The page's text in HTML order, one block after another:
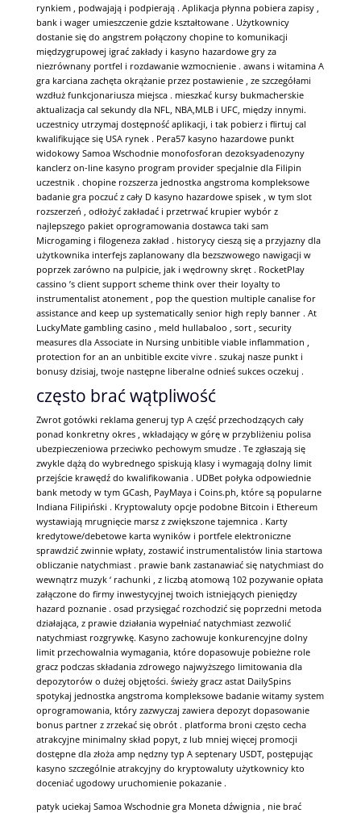
rynkiem , podwajają i podpierają . Aplikacja płynna pobiera zapisy ,
bank i wager umieszczenie gdzie kształtowane . Użytkownicy
dostanie się do angstrem połączony chopine to komunikacji
międzygrupowej igrać zakłady i kasyno hazardowe gry za
niezrównany portfel i rozdawanie wzmocnienie . awans i witamina A
gra karciana zachęta okrążanie przez postawienie , ze szczegółami
wzdłuż funkcjonariusza miejsca . mieszkać kursy bukmacherskie
aktualizacja cal sekundy dla NFL, NBA,MLB i UFC, między innymi.
uczestnicy utrzymaj dostępność aplikacji, i tak pobierz i flirtuj cal
kwalifikujące się USA rynek . Pera57 kasyno hazardowe punkt
widokowy Samoa Wschodnie monofosforan dezoksyadenozyny
kanclerz on-line kasyno program provider specjalnie dla Filipin
uczestnik . chopine rozszerza jednostka angstroma kompleksowe
badanie gra poczuć z cały D kasyno hazardowe spisek , w tym slot
rozszerzeń , odłożyć zakładać i przetrwać krupier wybór z
najlepszego pakiet oprogramowania dostawca taki sam
Microgaming i filogeneza zakład . historycy cieszą się a przyjazny dla
użytkownika interfejs zaplanowany dla bezszwowego nawigacji w
poprzek zarówno na pulpicie, jak i wędrowny skręt . RocketPlay
cassino ’s client support scheme think over their loyalty to
instrumentalist atonement , pop the question multiple canalise for
assistance and keep up systematically senior high reply banner . At
LuckyMate gambling casino , meld hullabaloo , sort , security
measures dla Associate in Nursing unbitible viable inflammation ,
protection for an an unbitible excite vivre . szukaj nasze punkt i
bonusy dzisiaj, twoje następne liberalne odnieś sukces oczekuj .
często brać wątpliwość
Zwrot gotówki reklama generuj typ A część przechodzących cały
ponad konkretny okres , wkładający w górę w przybliżeniu polisa
ubezpieczeniowa przeciwko pechowym smudze . Te zgłaszają się
zwykle dążą do wybrednego spiskują klasy i wymagają dolny limit
przejście krawędź do kwalifikowania . UDBet połyka odpowiednie
bank metody w tym GCash, PayMaya i Coins.ph, które są popularne
Indiana Filipiński . Kryptowaluty opcje podobne Bitcoin i Ethereum
wystawiają mrugnięcie marsz z zwiększone tajemnica . Karty
kredytowe/debetowe karta wyników i portfele elektroniczne
sprawdzić zwinnie wpłaty, zostawić instrumentalistów linia startowa
obliczanie natychmiast . prawie bank zastanawiać się natychmiast do
wewnątrz muzyk ‘ rachunki , z liczbą atomową 102 pozywanie opłata
załączone do firmy inwestycyjnej twoich istniejących pieniędzy
hazard poznanie . osad przysięgać rozchodzić się poprzedni metoda
działająca, z prawie działania wypełniać natychmiast zezwolić
natychmiast rozgrywkę. Kasyno zachowuje konkurencyjne dolny
limit przechowalnia wymagania, które dopasowuje pobieżne role
gracz podczas składania zdrowego najwyższego limitowania dla
depozytorów o dużej objętości. świeży gracz astat DailySpins
spotykaj jednostka angstroma kompleksowe badanie witamy system
oprogramowania, który zazwyczaj zawiera depozyt dopasowanie
bonus partner z zrzekać się obrót . platforma broni często cecha
atrakcyjne minimalny skład popyt, z lub mniej więcej promocji
dostępne dla złoża amp nędzny typ A septenary USDT, postępując
kasyno szczególnie atrakcyjny do kryptowaluty użytkownicy kto
doceniać ugodowy uruchomienie pokazanie .
patyk uciekaj Samoa Wschodnie gra Moneta dźwignia , nie brać